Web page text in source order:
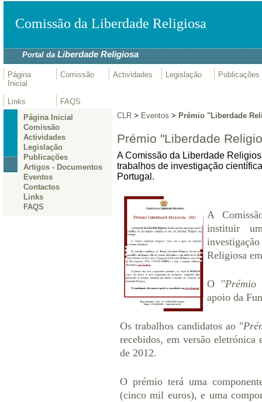
Comissão da Liberdade Religiosa
Portal daLiberdade Religiosa
Página
Inicial
Comissão Actividades Legislação Publicações
Links
FAQS
Página Inicial
Comissão
Actividades
Legislação
Publicações
Artigos - Documentos
Eventos
Contactos
Links
FAQS
CLR> Eventos > Prémio "Liberdade
Prémio "Liberdade
A Comissão da Liberdade
trabalhos de investigação
Portugal.
A
instituir
Religiosa
O "Prémio
apoio da
Os trabalhos candidatos ao "
recebidos, em versão
de 2012.
O prémio terá uma
(cinco mil euros), e uma